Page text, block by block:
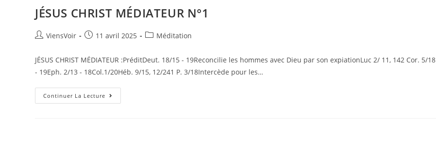
JÉSUS CHRIST MÉDIATEUR N°1
ViensVoir 11 avril 2025 Méditation
JÉSUS CHRIST MÉDIATEUR :PréditDeut. 18/15 - 19Reconcilie les hommes avec Dieu par son expiationLuc 2/ 11, 142 Cor. 5/18
- 19Eph. 2/13 - 18Col.1/20Héb. 9/15, 12/241 P. 3/18Intercède pour les…
Continuer La Lecture